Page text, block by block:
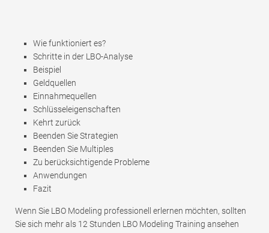
Wie funktioniert es?
Schritte in der LBO-Analyse
Beispiel
Geldquellen
Einnahmequellen
Schlüsseleigenschaften
Kehrt zurück
Beenden Sie Strategien
Beenden Sie Multiples
Zu berücksichtigende Probleme
Anwendungen
Fazit
Wenn Sie LBO Modeling professionell erlernen möchten, sollten
Sie sich mehr als 12 Stunden LBO Modeling Training ansehen